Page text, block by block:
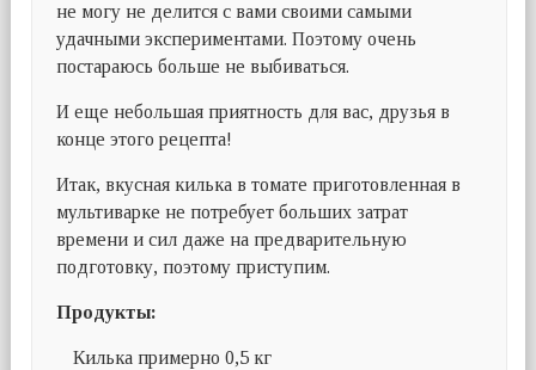
не могу не делится с вами своими самыми
удачными экспериментами. Поэтому очень
постараюсь больше не выбиваться.
И еще небольшая приятность для вас, друзья в
конце этого рецепта!
Итак, вкусная килька в томате приготовленная в
мультиварке не потребует больших затрат
времени и сил даже на предварительную
подготовку, поэтому приступим.
Продукты:
Килька примерно 0,5 кг